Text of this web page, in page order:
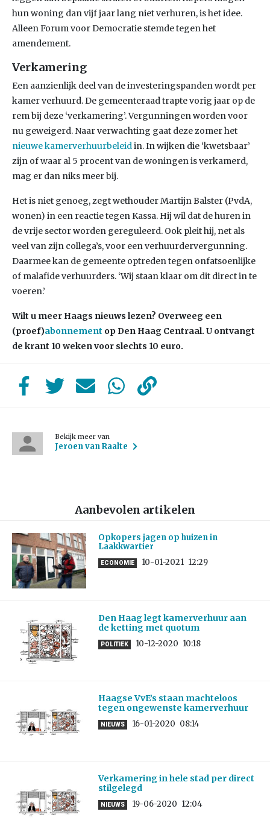
hun woning dan vijf jaar lang niet verhuren, is het idee.
Alleen Forum voor Democratie stemde tegen het
amendement.
Verkamering
Een aanzienlijk deel van de investeringspanden wordt per
kamer verhuurd. De gemeenteraad trapte vorig jaar op de
rem bij deze ‘verkamering’. Vergunningen worden voor
nu geweigerd. Naar verwachting gaat deze zomer het
nieuwe kamerverhuurbeleidin. In wijken die ‘kwetsbaar’
zijn of waar al 5 procent van de woningen is verkamerd,
mag er dan niks meer bij.
Het is niet genoeg, zegt wethouder Martijn Balster (PvdA,
wonen) in een reactie tegen Kassa. Hij wil dat de huren in
de vrije sector worden gereguleerd. Ook pleit hij, net als
veel van zijn collega’s, voor een verhuurdervergunning.
Daarmee kan de gemeente optreden tegen onfatsoenlijke
of malafide verhuurders. ‘Wij staan klaar om dit direct in te
voeren.’
Wilt u meer Haags nieuws lezen? Overweeg een
(proef)abonnement op Den Haag Centraal. U ontvangt
de krant 10 weken voor slechts 10 euro.
Bekijk meer van
Jeroen van Raalte
Aanbevolen artikelen
Opkopers jagen op huizen in
Laakkwartier
ECONOMIE 10-01-2021 12:29
Den Haag legt kamerverhuur aan
de ketting met quotum
POLITIEK 10-12-2020 10:18
Haagse VvE’s staan machteloos
tegen ongewenste kamerverhuur
NIEUWS 16-01-2020 08:14
Verkamering in hele stad per direct
stilgelegd
NIEUWS 19-06-2020 12:04